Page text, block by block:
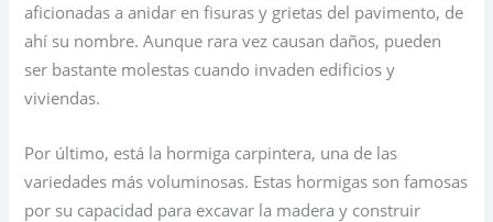
aficionadas a anidar en fisuras y grietas del pavimento, de
ahí su nombre. Aunque rara vez causan daños, pueden
ser bastante molestas cuando invaden edificios y
viviendas.
Por último, está la hormiga carpintera, una de las
variedades más voluminosas. Estas hormigas son famosas
por su capacidad para excavar la madera y construir